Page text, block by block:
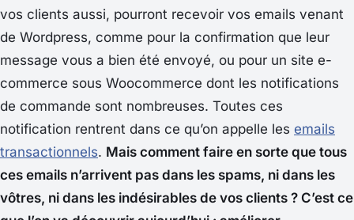
vos clients aussi, pourront recevoir vos emails venant
de Wordpress, comme pour la confirmation que leur
message vous a bien été envoyé, ou pour un site e-
commerce sous Woocommerce dont les notifications
de commande sont nombreuses. Toutes ces
notification rentrent dans ce qu’on appelle les emails
transactionnels. Mais comment faire en sorte que tous
ces emails n’arrivent pas dans les spams, ni dans les
vôtres, ni dans les indésirables de vos clients ? C’est ce